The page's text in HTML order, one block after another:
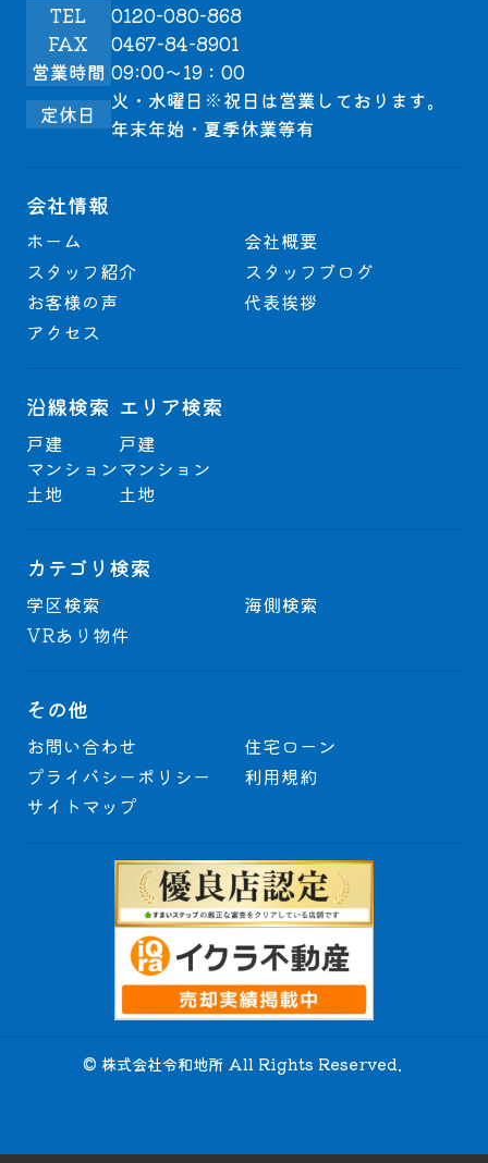
TEL
0120-080-868
FAX
0467-84-8901
営業時間 09:00～19：00
定休日
火・水曜日※祝日は営業しております。
年末年始・夏季休業等有
会社情報
ホーム
会社概要
スタッフ紹介
スタッフブログ
お客様の声
代表挨拶
アクセス
沿線検索
戸建
マンション
土地
エリア検索
戸建
マンション
土地
カテゴリ検索
学区検索
海側検索
VRあり物件
その他
お問い合わせ
住宅ローン
プライバシーポリシー
利用規約
サイトマップ
© 株式会社令和地所 All Rights Reserved.